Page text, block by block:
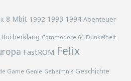
8 Mbit 1992 1993 1994 Abenteuer
Bücherklang Commodore 64 Dunkelheit
FastROM Felix
Game Genie Geheimnis Geschichte